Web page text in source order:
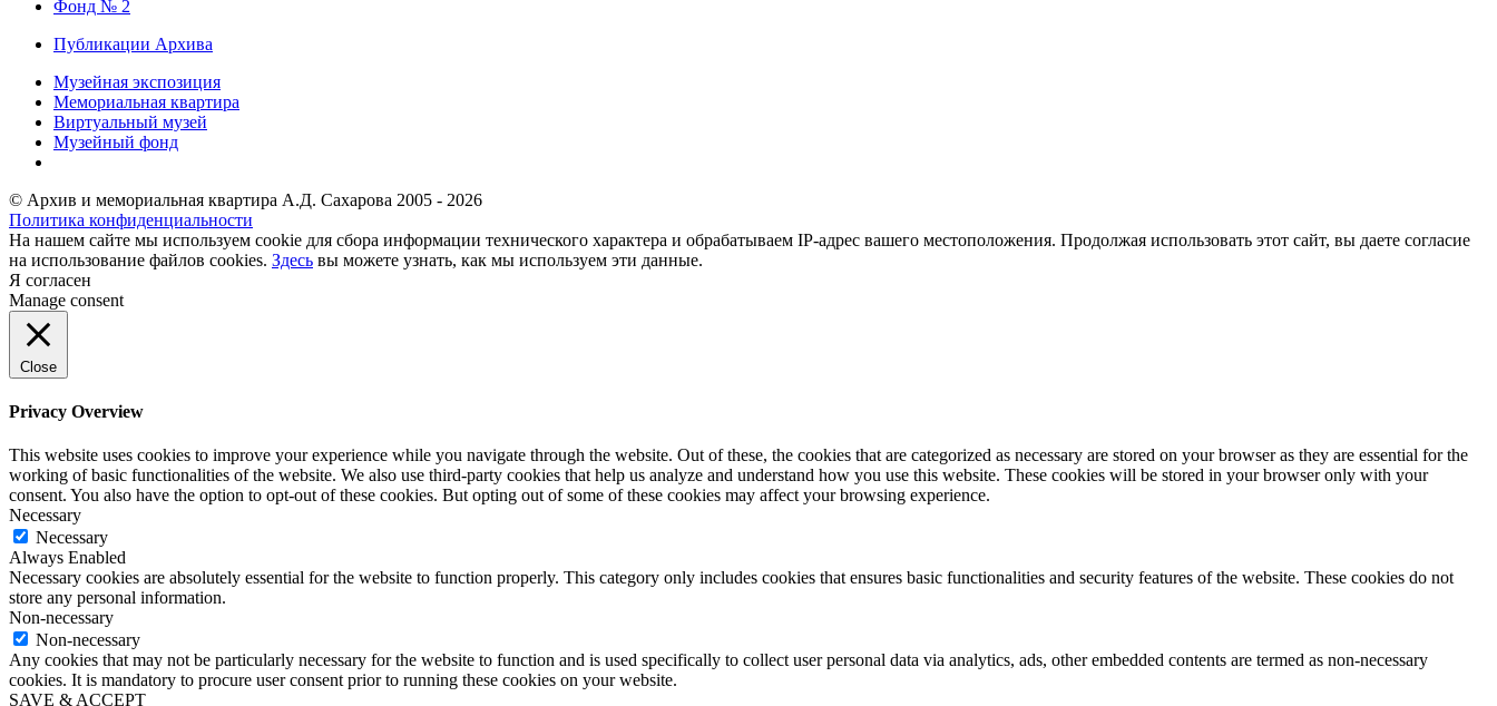
Фонд № 2
Публикации Архива
Музейная экспозиция
Мемориальная квартира
Виртуальный музей
Музейный фонд
© Архив и мемориальная квартира А.Д. Сахарова 2005 - 2026
Политика конфиденциальности
На нашем сайте мы используем cookie для сбора информации технического характера и обрабатываем IP-адрес вашего местоположения. Продолжая использовать этот сайт, вы даете согласие
на использование файлов cookies. Здесь вы можете узнать, как мы используем эти данные.
Я согласен
Manage consent
Close
Privacy Overview
This website uses cookies to improve your experience while you navigate through the website. Out of these, the cookies that are categorized as necessary are stored on your browser as they are essential for the
working of basic functionalities of the website. We also use third-party cookies that help us analyze and understand how you use this website. These cookies will be stored in your browser only with your
consent. You also have the option to opt-out of these cookies. But opting out of some of these cookies may affect your browsing experience.
Necessary
Necessary
Always Enabled
Necessary cookies are absolutely essential for the website to function properly. This category only includes cookies that ensures basic functionalities and security features of the website. These cookies do not
store any personal information.
Non-necessary
Non-necessary
Any cookies that may not be particularly necessary for the website to function and is used specifically to collect user personal data via analytics, ads, other embedded contents are termed as non-necessary
cookies. It is mandatory to procure user consent prior to running these cookies on your website.
SAVE & ACCEPT